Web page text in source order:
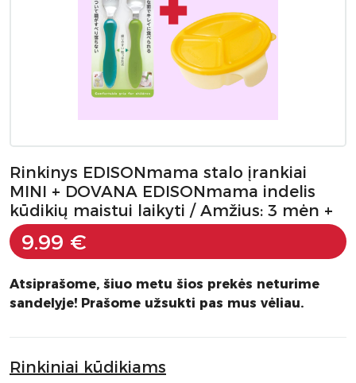
Rinkinys EDISONmama stalo įrankiai
MINI + DOVANA EDISONmama indelis
kūdikių maistui laikyti / Amžius: 3 mėn +
9.99 €
Atsiprašome, šiuo metu šios prekės neturime
sandelyje! Prašome užsukti pas mus vėliau.
Rinkiniai kūdikiams